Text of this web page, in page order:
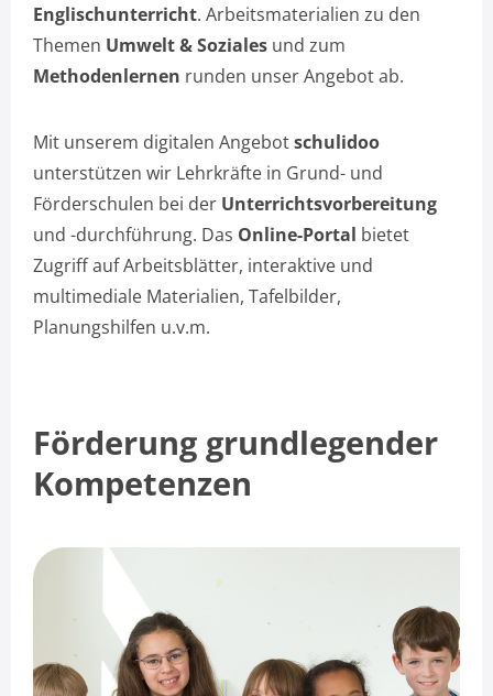
Englischunterricht. Arbeitsmaterialien zu den
Themen Umwelt & Soziales und zum
Methodenlernen runden unser Angebot ab.
Mit unserem digitalen Angebotschulidoo
unterstützen wir Lehrkräfte in Grund- und
Förderschulen bei der Unterrichtsvorbereitung
und -durchführung. Das Online-Portal bietet
Zugriff auf Arbeitsblätter, interaktive und
multimediale Materialien, Tafelbilder,
Planungshilfen u.v.m.
Förderung grundlegender
Kompetenzen